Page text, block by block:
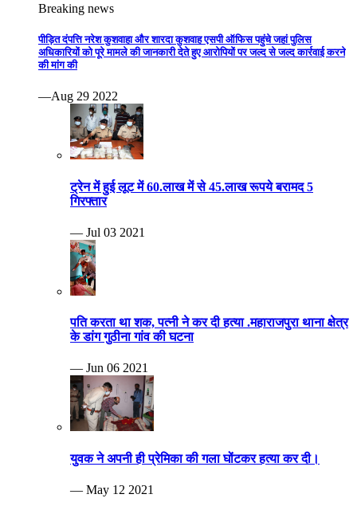
Breaking news
पीड़ित दंपत्ति नरेश कुशवाहा और शारदा कुशवाह एसपी ऑफिस पहुंचे जहां पुलिस
अधिकारियों को पूरे मामले की जानकारी देते हुए आरोपियों पर जल्द से जल्द कार्रवाई करने
की मांग की
—Aug 29 2022
ट्रेन में हुई लूट में 60.लाख में से 45.लाख रूपये बरामद 5
गिरफ्तार
— Jul 03 2021
पति करता था शक, पत्नी ने कर दी हत्या .महाराजपुरा थाना क्षेत्र
के डांग गुठीना गांव की घटना
— Jun 06 2021
युवक ने अपनी ही प्रेमिका की गला घोंटकर हत्या कर दी।
— May 12 2021